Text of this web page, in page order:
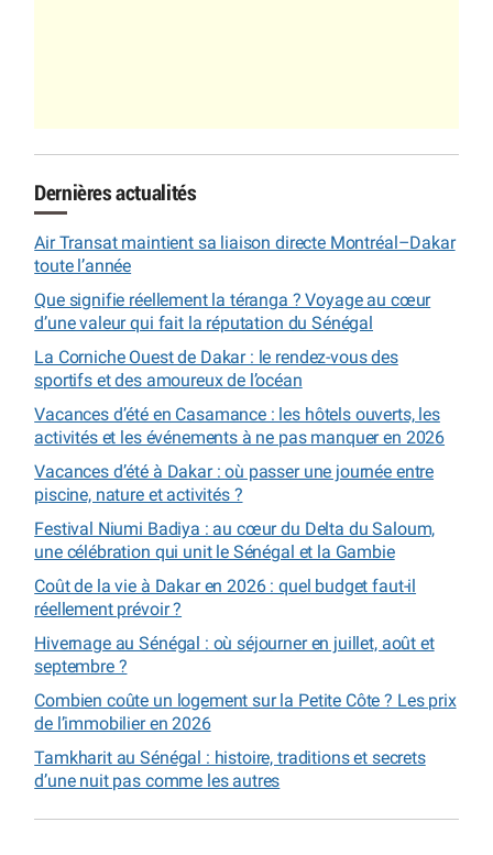
Dernières actualités
Air Transat maintient sa liaison directe Montréal–Dakar
toute l’année
Que signifie réellement la téranga ? Voyage au cœur
d’une valeur qui fait la réputation du Sénégal
La Corniche Ouest de Dakar : le rendez-vous des
sportifs et des amoureux de l’océan
Vacances d’été en Casamance : les hôtels ouverts, les
activités et les événements à ne pas manquer en 2026
Vacances d’été à Dakar : où passer une journée entre
piscine, nature et activités ?
Festival Niumi Badiya : au cœur du Delta du Saloum,
une célébration qui unit le Sénégal et la Gambie
Coût de la vie à Dakar en 2026 : quel budget faut-il
réellement prévoir ?
Hivernage au Sénégal : où séjourner en juillet, août et
septembre ?
Combien coûte un logement sur la Petite Côte ? Les prix
de l’immobilier en 2026
Tamkharit au Sénégal : histoire, traditions et secrets
d’une nuit pas comme les autres